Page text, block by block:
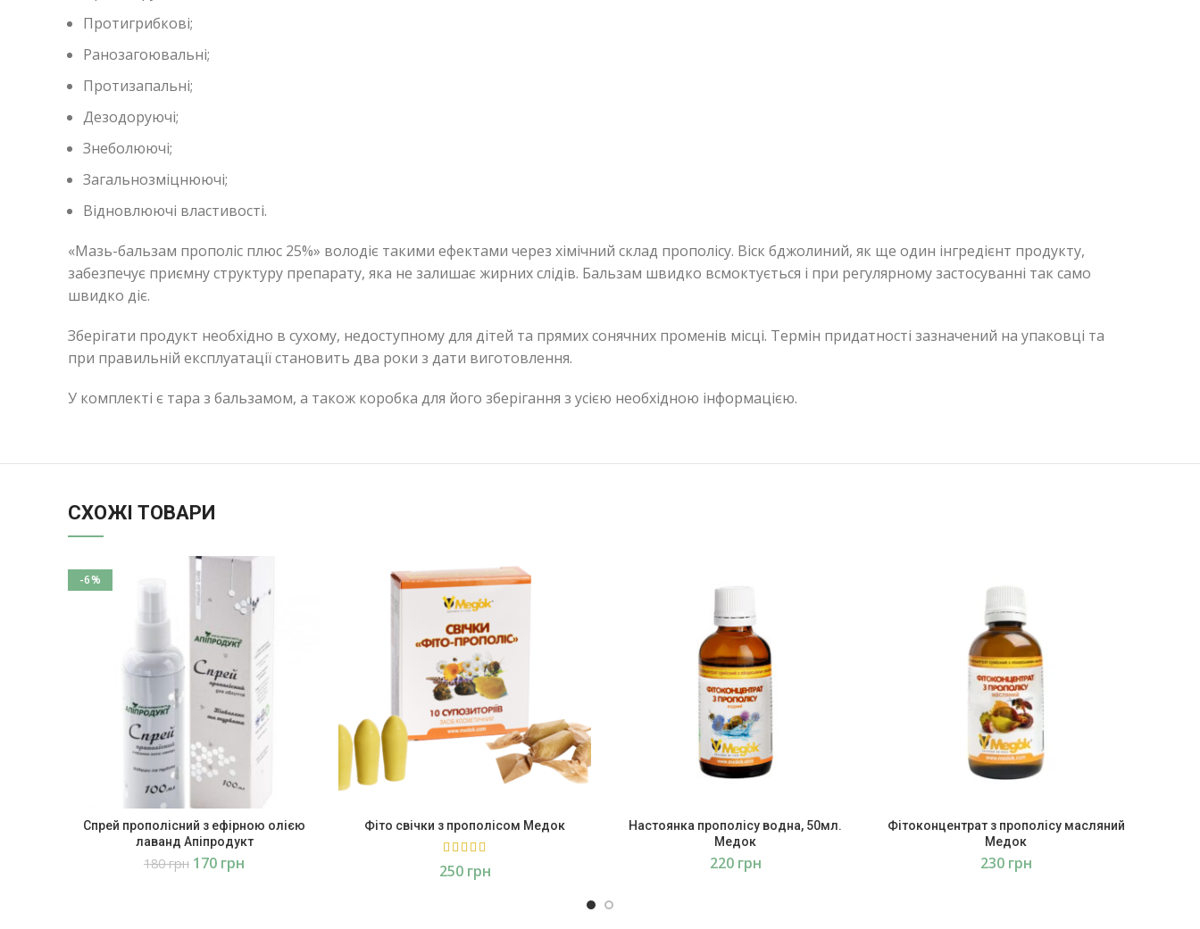
Протигрибкові;
Ранозагоювальні;
Протизапальні;
Дезодоруючі;
Знеболюючі;
Загальнозміцнюючі;
Відновлюючі властивості.
«Мазь-бальзам прополіс плюс 25%» володіє такими ефектами через хімічний склад прополісу. Віск бджолиний, як ще один інгредієнт продукту,
забезпечує приємну структуру препарату, яка не залишає жирних слідів. Бальзам швидко всмоктується і при регулярному застосуванні так само
швидко діє.
Зберігати продукт необхідно в сухому, недоступному для дітей та прямих сонячних променів місці. Термін придатності зазначений на упаковці та
при правильній експлуатації становить два роки з дати виготовлення.
У комплекті є тара з бальзамом, а також коробка для його зберігання з усією необхідною інформацією.
СХОЖІ ТОВАРИ
-6%
Спрей прополісний з ефірною олією
лаванд Апіпродукт
180грн 170 грн
Фіто свічки з прополісом Медок
грн
Настоянка прополісу водна, 50мл.
Медок
грн
Фітоконцентрат з прополісу масляний
Медок
грн